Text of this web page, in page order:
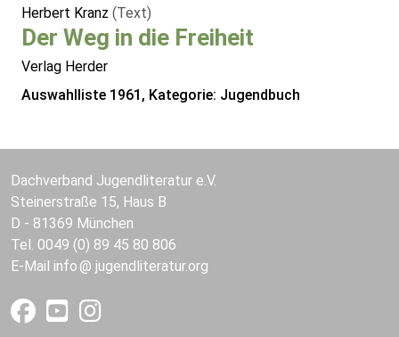
Herbert Kranz (Text)
Der Weg in die Freiheit
Verlag Herder
Auswahlliste 1961, Kategorie: Jugendbuch
Dachverband Jugendliteratur e.V.
Steinerstraße 15, Haus B
D - 81369 München
Tel. 0049 (0) 89 45 80 806
E-Mail info jugendliteratur.org